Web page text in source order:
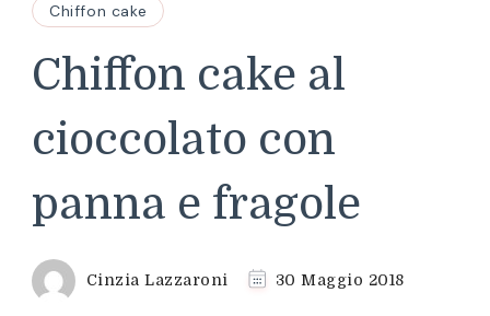
Chiffon cake
Chiffon cake al
cioccolato con
panna e fragole
Cinzia Lazzaroni 30 Maggio 2018